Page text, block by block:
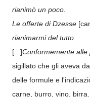
rianimò un poco.
Le offerte di Dzesse
rianimarmi del tutto
[...]Conformemente alle
sigillato che gli aveva
delle formule e
carne, burro, vino,